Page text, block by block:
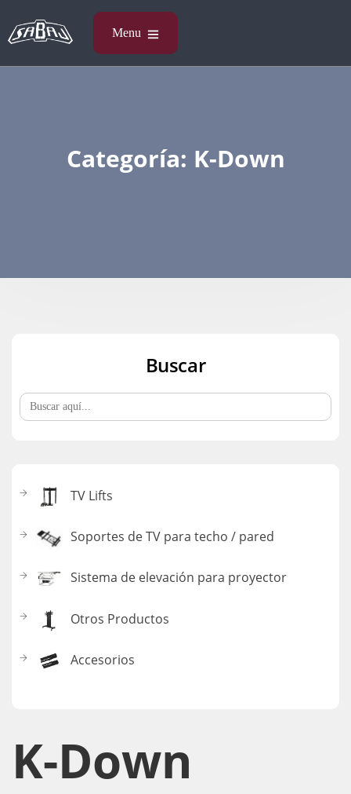
Categoría: K-Down​
K-Down​
Buscar
Buscar:
TV Lifts
Soportes de TV para techo / pared
Sistema de elevación para proyector
Otros Productos
Accesorios